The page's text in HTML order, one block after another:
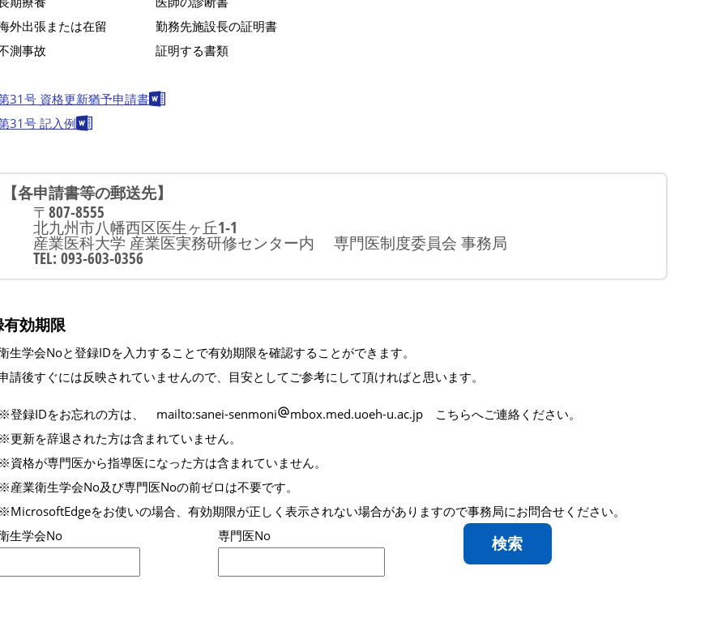
出張または在留 勤務先施設長の証明書
事故 証明する書類
31号 資格更新猶予申請書
31号 記入例
【各申請書等の郵送先】
〒807-8555
北九州市八幡西区医生ヶ丘1-1
産業医科大学 産業医実務研修センター内 専門医制度委員会 事務局
TEL: 093-603-0356
効期限
生学会Noと登録IDを入力することで有効期限を確認することができます。
請後すぐには反映されていませんので、目安としてご参考にして頂ければと思います。
登録IDをお忘れの方は、 mailto:sanei-senmoni
mbox.med.uoeh-u.ac.jp こちらへご連絡ください。
更新を辞退された方は含まれていません。
資格が専門医から指導医になった方は含まれていません。
産業衛生学会No及び専門医Noの前ゼロは不要です。
をお使いの場合、有効期限が正しく表示されない場合がありますので事務局にお問合せください。
生学会No
専門医No